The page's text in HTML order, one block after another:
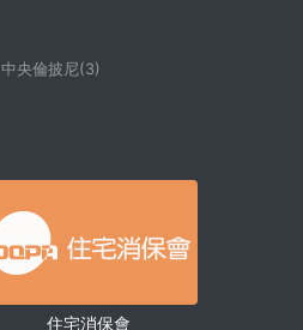
中央倫披尼(3)
住宅消保會